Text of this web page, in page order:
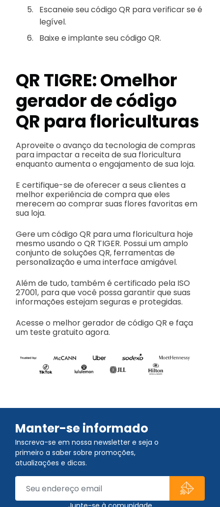
Escaneie seu código QR para verificar se é
legível.
Baixe e implante seu código QR.
QR TIGRE: Omelhor
gerador de código
QR para floriculturas
Aproveite o avanço da tecnologia de compras
para impactar a receita de sua floricultura
enquanto aumenta o engajamento de sua loja.
E certifique-se de oferecer a seus clientes a
melhor experiência de compra que eles
merecem ao comprar suas flores favoritas em
sua loja.
Gere um código QR para uma floricultura hoje
mesmo usando o QR TIGER. Possui um amplo
conjunto de soluções QR, ferramentas de
personalização e uma interface amigável.
Além de tudo, também é certificado pela ISO
27001, para que você possa garantir que suas
informações estejam seguras e protegidas.
Acesse o melhor gerador de código QR e faça
um teste gratuito agora.
Manter-se informado
Inscreva-se em nossa newsletter e seja o
primeiro a saber sobre promoções,
atualizações e dicas.